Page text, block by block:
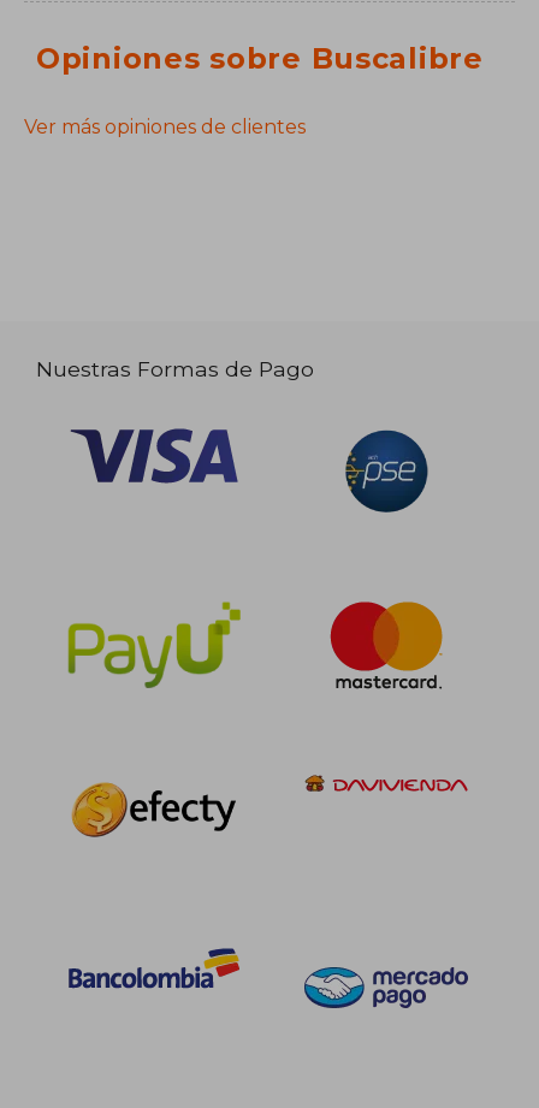
Opiniones sobre Buscalibre
Ver más opiniones de clientes
Nuestras Formas de Pago